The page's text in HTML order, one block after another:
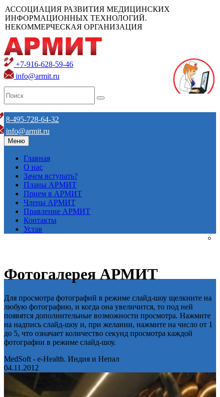
АССОЦИАЦИЯ РАЗВИТИЯ МЕДИЦИНСКИХ
ИНФОРМАЦИОННЫХ ТЕХНОЛОГИЙ.
НЕКОММЕРЧЕСКАЯ ОРГАНИЗАЦИЯ
+7-916-628-59-46
info@armit.ru
8-495-728-64-32
info@armit.ru
Меню
Главная
О нас
Зачем вступать?
Планы АРМИТ
Прием в АРМИТ
Члены АРМИТ
Правление АРМИТ
Контакты
Устав
Фотогалерея АРМИТ
Для просмотра фотографий в режиме слайд-шоу щелкните на
любую фотографию, и когда она увеличится, то под ней
появятся дополнительные возможности просмотра. Нажмите
на надпись слайд-шоу и, при желании, нажмите на число от 1
до 5, что означает количество секунд просмотра каждой
фотографии в режиме слайд-шоу.
MedSoft - e-Health. Индия и Непал
04.11.2012